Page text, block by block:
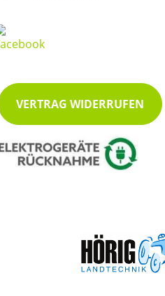
VERTRAG WIDERRUFEN